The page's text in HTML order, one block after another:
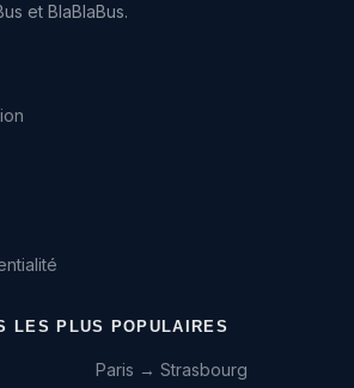
et BlaBlaBus.
LES PLUS POPULAIRES
Paris → Strasbourg